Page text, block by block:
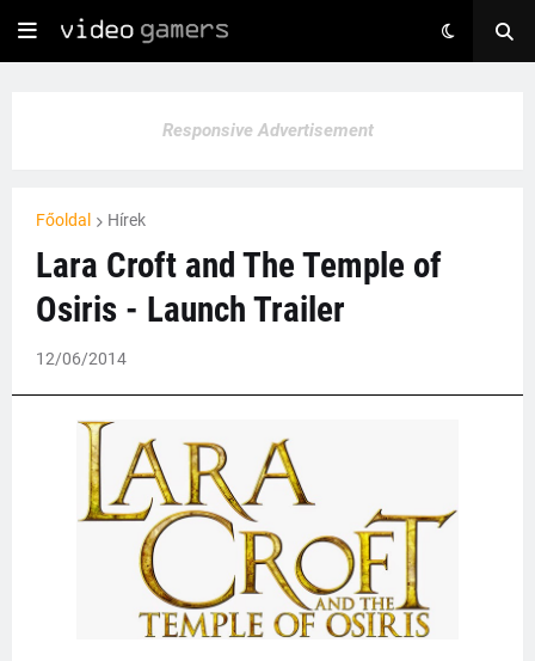
Responsive Advertisement
Főoldal Hírek
Lara Croft and The Temple of
Osiris - Launch Trailer
12/06/2014